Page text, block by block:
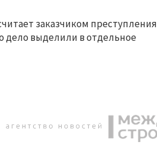
заказчиком преступления
дело выделили в отдельное